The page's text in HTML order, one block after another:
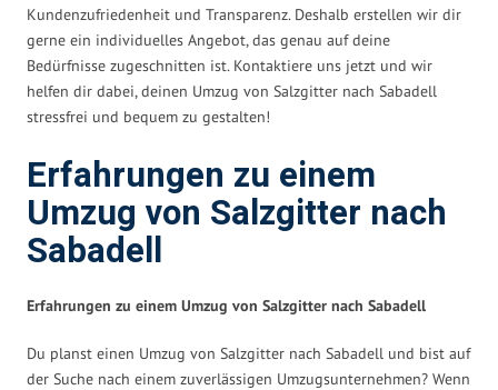
Kundenzufriedenheit und Transparenz. Deshalb erstellen wir dir
gerne ein individuelles Angebot, das genau auf deine
Bedürfnisse zugeschnitten ist. Kontaktiere uns jetzt und wir
helfen dir dabei, deinen Umzug von Salzgitter nach Sabadell
stressfrei und bequem zu gestalten!
Erfahrungen zu einem
Umzug von Salzgitter nach
Sabadell
Erfahrungen zu einem Umzug von Salzgitter nach Sabadell
Du planst einen Umzug von Salzgitter nach Sabadell und bist auf
der Suche nach einem zuverlässigen Umzugsunternehmen? Wenn